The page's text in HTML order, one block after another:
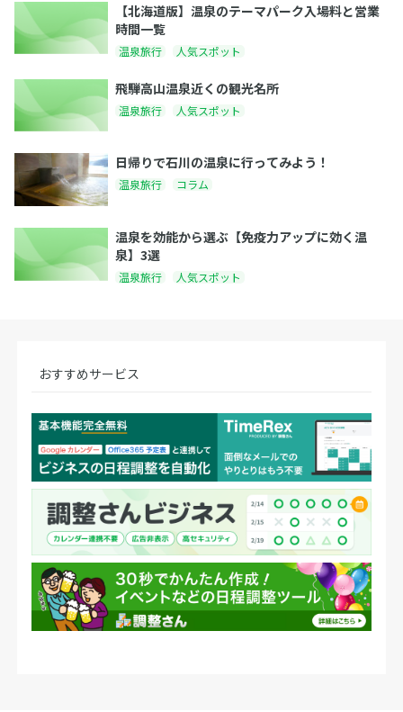
【北海道版】温泉のテーマパーク入場料と営業
時間一覧
温泉旅行 人気スポット
飛騨高山温泉近くの観光名所
温泉旅行 人気スポット
日帰りで石川の温泉に行ってみよう！
温泉旅行 コラム
温泉を効能から選ぶ【免疫力アップに効く温
泉】3選
温泉旅行 人気スポット
おすすめサービス